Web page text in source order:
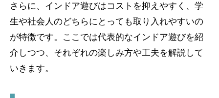
さらに、インドア遊びはコストを抑えやすく、学
生や社会人のどちらにとっても取り入れやすいの
が特徴です。ここでは代表的なインドア遊びを紹
介しつつ、それぞれの楽しみ方や工夫を解説して
いきます。